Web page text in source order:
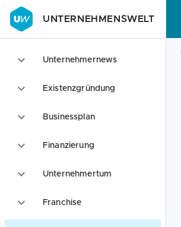
UNTERNEHMENSWELT
Unternehmernews
Existenzgründung
Businessplan
Finanzierung
Unternehmertum
Franchise